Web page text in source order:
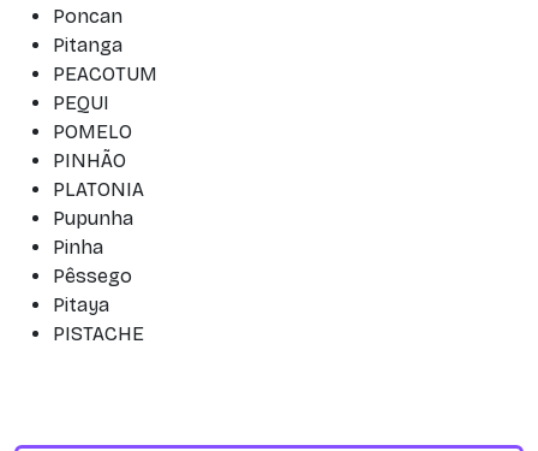
Poncan
Pitanga
PEACOTUM
PEQUI
POMELO
PINHÃO
PLATONIA
Pupunha
Pinha
Pêssego
Pitaya
PISTACHE